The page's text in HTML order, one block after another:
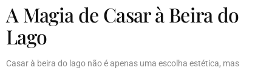
A Magia de Casar à Beira do
Lago
Casar à beira do lago não é apenas uma escolha estética, mas